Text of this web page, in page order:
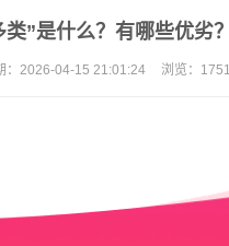
”是什么？有哪些优劣？
2026-04-15 21:01:24 浏览： 1751